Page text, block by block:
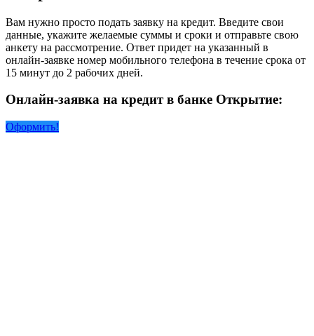
Вам нужно просто подать заявку на кредит. Введите свои
данные, укажите желаемые суммы и сроки и отправьте свою
анкету на рассмотрение. Ответ придет на указанный в
онлайн-заявке номер мобильного телефона в течение срока от
15 минут до 2 рабочих дней.
Онлайн-заявка на кредит в банке Открытие:
Оформить!